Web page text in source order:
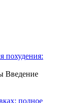
похудения:
Введение
полное